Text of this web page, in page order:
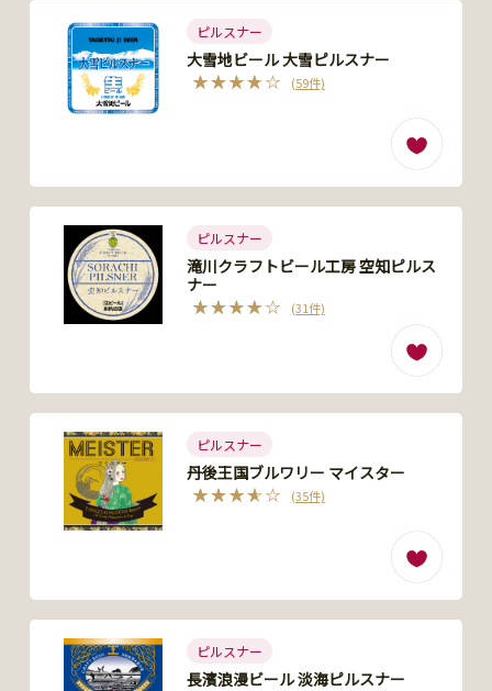
ピルスナー
大雪地ビール 大雪ピルスナー
(59件)
ピルスナー
滝川クラフトビール工房 空知ピルス
ナー
(31件)
ピルスナー
丹後王国ブルワリー マイスター
(35件)
ピルスナー
長濱浪漫ビール 淡海ピルスナー